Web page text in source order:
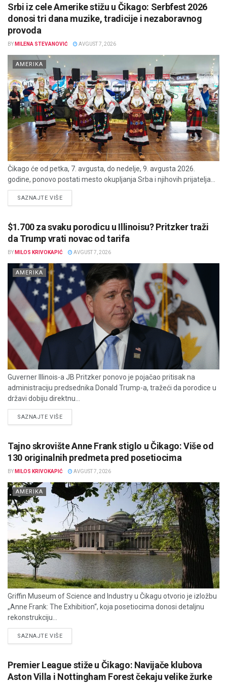
Srbi iz cele Amerike stižu u Čikago: Serbfest 2026
donosi tri dana muzike, tradicije i nezaboravnog
provoda
BY MILENA STEVANOVIĆ AVGUST 7, 2026
AMERIKA
Čikago će od petka, 7. avgusta, do nedelje, 9. avgusta 2026.
godine, ponovo postati mesto okupljanja Srba i njihovih prijatelja...
SAZNAJTE VIŠEDETAILS
$1.700 za svaku porodicu u Illinoisu? Pritzker traži
da Trump vrati novac od tarifa
BY MILOS KRIVOKAPIĆ AVGUST 7, 2026
AMERIKA
Guverner Illinois-a JB Pritzker ponovo je pojačao pritisak na
administraciju predsednika Donald Trump-a, tražeći da porodice u
državi dobiju direktnu...
SAZNAJTE VIŠEDETAILS
Tajno skrovište Anne Frank stiglo u Čikago: Više od
130 originalnih predmeta pred posetiocima
BY MILOS KRIVOKAPIĆ AVGUST 7, 2026
AMERIKA
Griffin Museum of Science and Industry u Čikagu otvorio je izložbu
„Anne Frank: The Exhibition“, koja posetiocima donosi detaljnu
rekonstrukciju...
SAZNAJTE VIŠEDETAILS
Premier League stiže u Čikago: Navijače klubova
Aston Villa i Nottingham Forest čekaju velike žurke